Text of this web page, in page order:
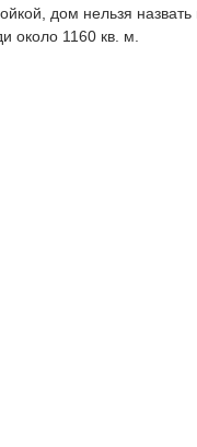
дом нельзя
около 1160 кв. м.